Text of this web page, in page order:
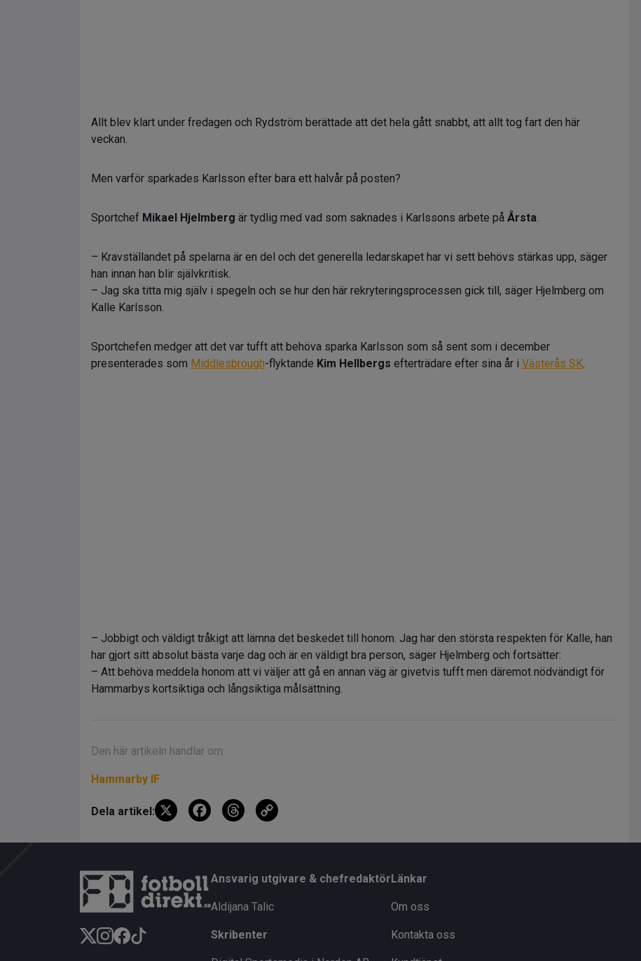
Allt blev klart under fredagen och Rydström berättade att det hela gått snabbt, att allt tog fart den här
veckan.
Men varför sparkades Karlsson efter bara ett halvår på posten?
Sportchef Mikael Hjelmberg är tydlig med vad som saknades i Karlssons arbete på Årsta.
– Kravställandet på spelarna är en del och det generella ledarskapet har vi sett behövs stärkas upp, säger
han innan han blir självkritisk.
– Jag ska titta mig själv i spegeln och se hur den här rekryteringsprocessen gick till, säger Hjelmberg om
Kalle Karlsson.
Sportchefen medger att det var tufft att behöva sparka Karlsson som så sent som i december
presenterades som Middlesbrough-flyktande Kim Hellbergs efterträdare efter sina år i Västerås SK.
– Jobbigt och väldigt tråkigt att lämna det beskedet till honom. Jag har den största respekten för Kalle, han
har gjort sitt absolut bästa varje dag och är en väldigt bra person, säger Hjelmberg och fortsätter:
– Att behöva meddela honom att vi väljer att gå en annan väg är givetvis tufft men däremot nödvändigt för
Hammarbys kortsiktiga och långsiktiga målsättning.
Den här artikeln handlar om:
Hammarby IF
Dela artikel: X
F
b
o
k
T
a
d
Li
Ansvarig utgivare & chefredaktör
Aldijana Talic
Skribenter
Länkar
Om oss
Kontakta oss